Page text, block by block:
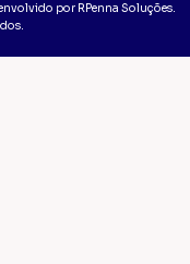
por RPenna Soluções.